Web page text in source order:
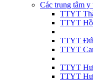
Các trung tâm y
TTYT
TTYT
TTYT
TTYT
TTYT
TTYT